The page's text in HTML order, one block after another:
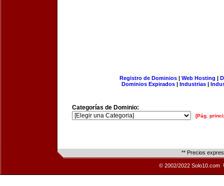
Registro de Dominios| Web Hosting |
Dominios Expirados | Industrias |
Categorías de Dominio:
[Pág.
** Precios
© 2002/2022 Solo10.com